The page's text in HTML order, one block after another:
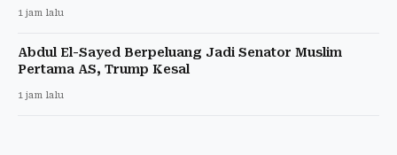
1 jam lalu
Abdul El-Sayed Berpeluang Jadi Senator Muslim
Pertama AS, Trump Kesal
1 jam lalu